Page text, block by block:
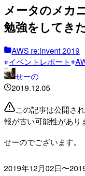
メータのメカ
勉強をしてき
AWS re:Invent 2019
イベントレポート
せーの
2019.12.05
この記事は公開さ
報が古い可能性があり
せーのでございます。
2019年12月02日〜